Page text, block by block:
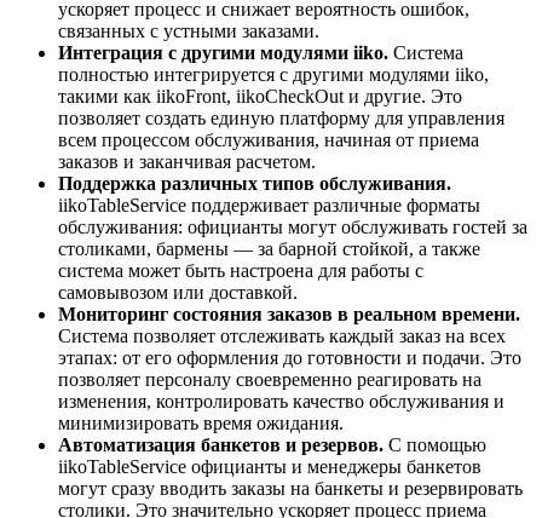
ускоряет процесс и снижает вероятность ошибок,
связанных с устными заказами.
Интеграция с другими модулями iiko. Система
полностью интегрируется с другими модулями iiko,
такими как iikoFront, iikoCheckOut и другие. Это
позволяет создать единую платформу для управления
всем процессом обслуживания, начиная от приема
заказов и заканчивая расчетом.
Поддержка различных типов обслуживания.
iikoTableService поддерживает различные форматы
обслуживания: официанты могут обслуживать гостей за
столиками, бармены — за барной стойкой, а также
система может быть настроена для работы с
самовывозом или доставкой.
Мониторинг состояния заказов в реальном времени.
Система позволяет отслеживать каждый заказ на всех
этапах: от его оформления до готовности и подачи. Это
позволяет персоналу своевременно реагировать на
изменения, контролировать качество обслуживания и
минимизировать время ожидания.
Автоматизация банкетов и резервов. С помощью
iikoTableService официанты и менеджеры банкетов
могут сразу вводить заказы на банкеты и резервировать
столики. Это значительно ускоряет процесс приема